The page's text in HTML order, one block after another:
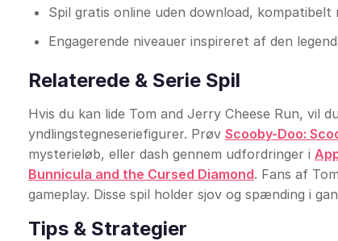
Spil gratis online uden download,
Engagerende niveauer inspireret af den
Relaterede & Serie Spil
Hvis du kan lide Tom and Jerry Cheese Run, vil
yndlingstegneseriefigurer. Prøv Scooby-Doo:
mysterieløb, eller dash gennem udfordringer i
Bunnicula and the Cursed Diamond. Fans af
gameplay. Disse spil holder sjov og spænding i
Tips & Strategier